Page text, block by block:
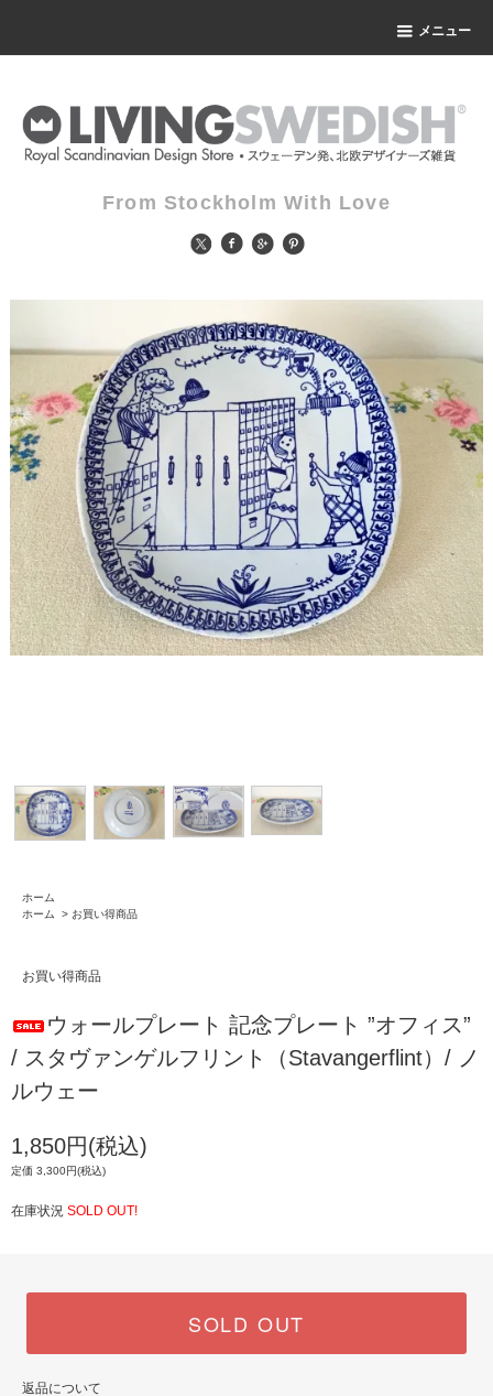
メニュー
From Stockholm With Love
ホーム
ホーム
> お買い得商品
お買い得商品
ウォールプレート 記念プレート ”オフィス”
/ スタヴァンゲルフリント（Stavangerflint）/ ノ
ルウェー
1,850円(税込)
定価 3,300円(税込)
在庫状況 SOLD OUT!
SOLD OUT
返品について